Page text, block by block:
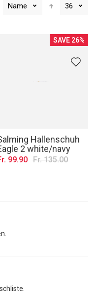
Name 36
SAVE 26%
Hallenschuh
2 white/navy
99.90 Fr. 135.00